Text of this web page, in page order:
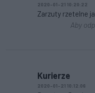
2020-01-21 10:20:22
Zarzuty rzetelne
Aby
Kurierze
2020-01-21 10:12:06